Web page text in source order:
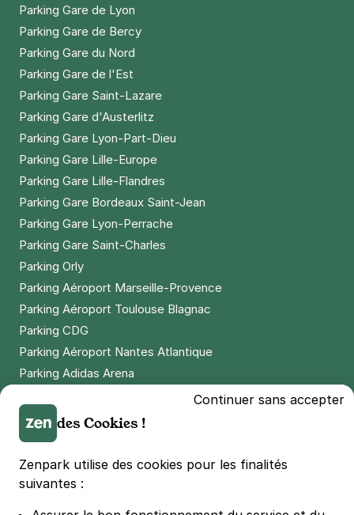
Porte de Chatillon
94 rue Gabriel Péri
92120
+ Abonnements disponibles
Paris - Pernety - rue de Gergovie
15 rue de Gergovie
75014Paris
4,7(13 avis)
3 €/heure,23 €/jour,
Paris - Gare Vaugirard - Falguière
69 rue de la Procession
4,5(745 avis)
3 €/heure,23 €/jour,74 €/semaine(tarifs dégressifs)
Réserver
+ Abonnements disponibles
Parking Gare de Lyon
Parking Gare de Bercy
Parking Gare du Nord
Parking Gare de l'Est
Parking Gare Saint-Lazare
Parking Gare d'Austerlitz
Parking Gare Lyon-Part-Dieu
Parking Gare Lille-Europe
Parking Gare Lille-Flandres
Parking Gare Bordeaux Saint-Jean
Parking Gare Lyon-Perrache
Parking Gare Saint-Charles
Parking Orly
Parking Aéroport Marseille-Provence
Parking Aéroport Toulouse Blagnac
Parking CDG
Parking Aéroport Nantes Atlantique
Parking Adidas Arena
Parking LDLC Arena
Parking Stade Pierre Mauroy
Parking Groupama Stadium
Parking Vélodrome
Continuer sans accepter
des Cookies !
Zenpark utilise des cookies pour les finalités
suivantes :